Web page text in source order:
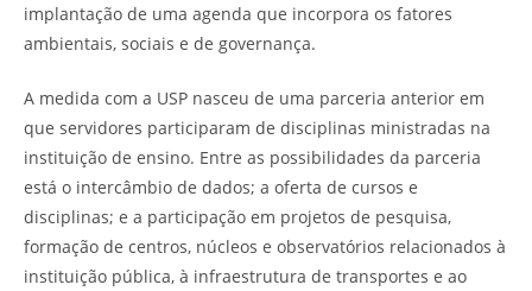
implantação de uma agenda que incorpora os fatores
ambientais, sociais e de governança.
A medida com a USP nasceu de uma parceria anterior em
que servidores participaram de disciplinas ministradas na
instituição de ensino. Entre as possibilidades da parceria
está o intercâmbio de dados; a oferta de cursos e
disciplinas; e a participação em projetos de pesquisa,
formação de centros, núcleos e observatórios relacionados à
instituição pública, à infraestrutura de transportes e ao